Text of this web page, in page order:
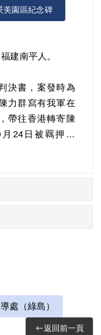
美園區紀念碑
建南平人。
決書，案發時為
力群寫有我軍在
帶往香港轉寄陳
24日被羈押。
部以《戡亂時期
日開釋。
償基金會提出申
由為原判決認定
高桂麟等均為同
難免受其毒害，
次問題，故認本
處（綠島）
返回前一頁